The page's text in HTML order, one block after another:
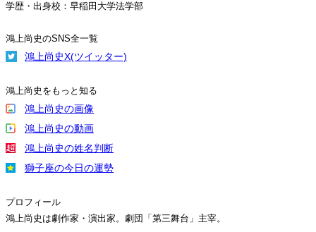
学歴・出身校：早稲田大学法学部
鴻上尚史のSNS全一覧
鴻上尚史X(ツイッター)
鴻上尚史をもっと知る
鴻上尚史の画像
鴻上尚史の動画
鴻上尚史の姓名判断
獅子座の今日の運勢
プロフィール
鴻上尚史は劇作家・演出家。劇団「第三舞台」主宰。